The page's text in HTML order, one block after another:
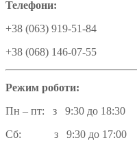
Телефони:
+38 (063) 919-51-84
+38 (068) 146-07-55
Режим роботи:
Пн – пт: з 9:30 до 18:30
Сб: з 9:30 до 17:00